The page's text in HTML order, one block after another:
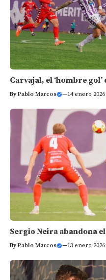
Carvajal, el ‘hombre
ByPablo Marcos —14 enero 2026
Sergio Neira abandona
ByPablo Marcos —13 enero 2026